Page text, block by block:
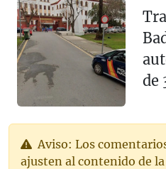
de
Aviso: Los
ajusten al contenido de